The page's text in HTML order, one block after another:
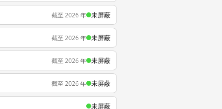
截至 2026 年 未屏蔽
截至 2026 年 未屏蔽
截至 2026 年 未屏蔽
截至 2026 年 未屏蔽
未屏蔽